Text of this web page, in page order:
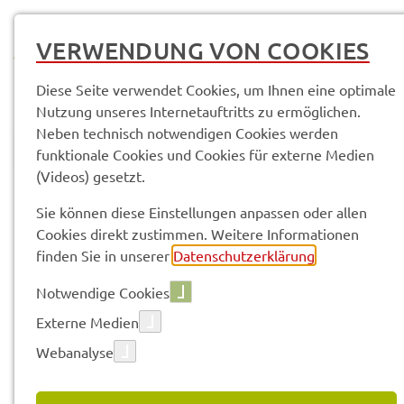
Vorle­sen
VERWENDUNG VON COOKIES
Diese Seite verwendet Cookies, um Ihnen eine optimale
Nutzung unseres Internetauftritts zu ermöglichen.
Neben technisch notwendigen Cookies werden
funktionale Cookies und Cookies für externe Medien
(Videos) gesetzt.
Sie können diese Einstellungen anpassen oder allen
Cookies direkt zustimmen. Weitere Informationen
finden Sie in unserer Datenschutzerklärung
Notwendige Cookies
Externe Medien
Webanalyse